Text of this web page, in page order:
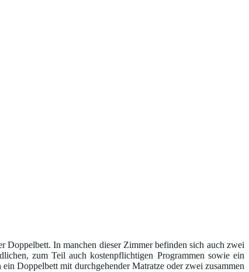
Doppelbett. In manchen dieser Zimmer befinden sich auch zwei
zum Teil auch kostenpflichtigen Programmen sowie ein
Doppelbett mit durchgehender Matratze oder zwei zusammen